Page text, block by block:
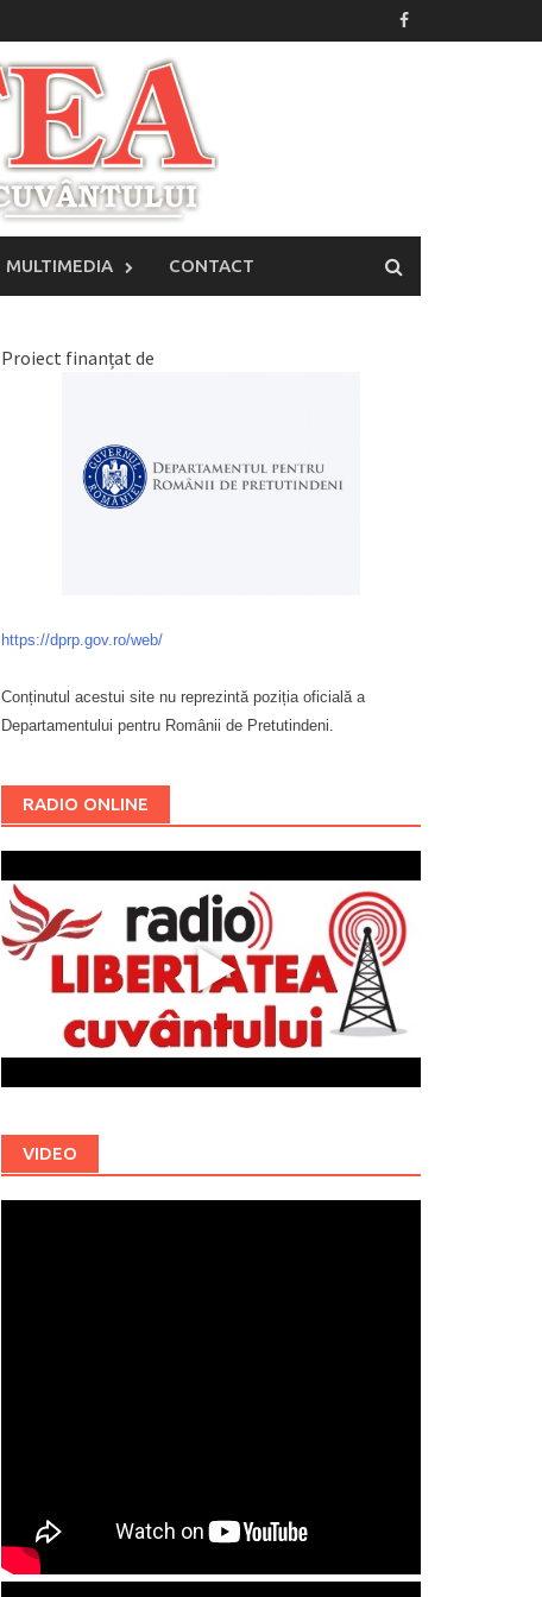
MULTIMEDIA CONTACT
Proiect finanțat de
https://dprp.gov.ro/web/
Conținutul acestui site nu reprezintă poziția oficială a
Departamentului pentru Românii de Pretutindeni.
RADIO ONLINE
VIDEO